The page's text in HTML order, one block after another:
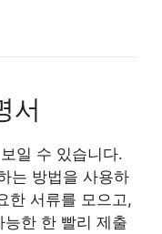
서
일 수 있습니다.
는 방법을 사용하
한 서류를 모으고,
능한 한 빨리 제출